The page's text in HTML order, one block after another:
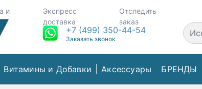
и
Экспресс
доставка
Отследить
заказ
+7 (499) 350-44-54
Заказать звонок
Витамины и Добавки Аксессуары БРЕНДЫ